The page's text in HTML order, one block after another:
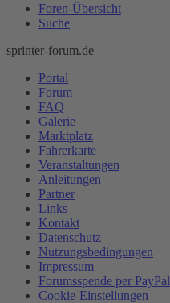
Foren-Übersicht
Suche
sprinter-forum.de
Portal
Forum
FAQ
Galerie
Marktplatz
Fahrerkarte
Veranstaltungen
Anleitungen
Partner
Links
Kontakt
Datenschutz
Nutzungsbedingungen
Impressum
Forumsspende per PayPal
Cookie-Einstellungen